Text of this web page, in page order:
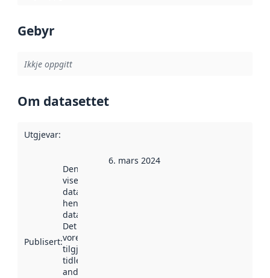
Gebyr
Ikkje oppgitt
Om datasettet
Utgjevar:
Publisert:
Denne datoen
viser når
datasettet vart
henta inn av
data.norge.no.
Det kan ha
vore
tilgjengeleg
tidlegare
andre stader.
6. mars 2024